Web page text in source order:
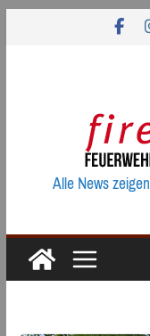
Alle News zeigen